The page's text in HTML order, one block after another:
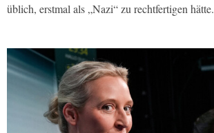
üblich, erstmal als „Nazi“ zu rechtfertigen hätte.